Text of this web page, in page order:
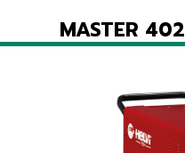
MASTER 402